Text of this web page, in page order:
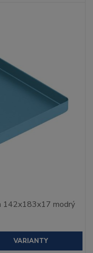
142x183x17 modrý
VARIANTY